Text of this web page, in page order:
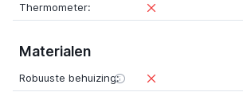
Thermometer:
Materialen
Robuuste behuizing: